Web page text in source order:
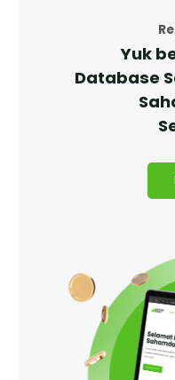
Yuk
Database